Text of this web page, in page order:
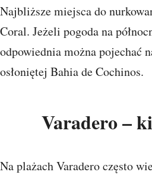
Najbliższe miejsca do
Coral. Jeżeli pogoda na
odpowiednia można pojechać
osłoniętej Bahia de Cochinos.
Varadero –
Na plażach Varadero często